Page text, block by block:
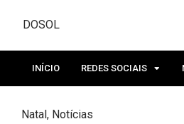
DOSOL
INÍCIO REDES SOCIAIS
Natal, Notícias